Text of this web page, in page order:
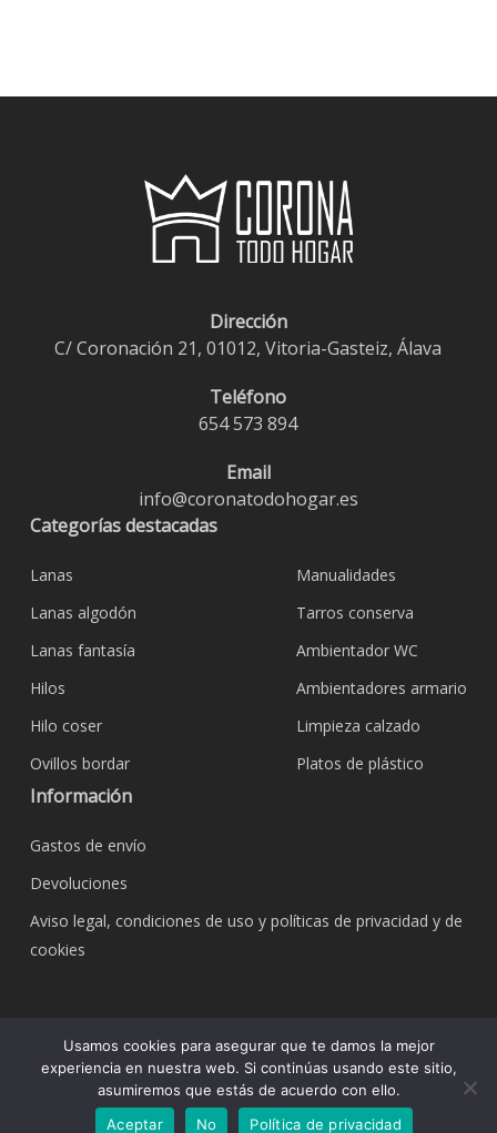
Dirección
C/ Coronación 21, 01012, Vitoria-Gasteiz, Álava
Teléfono
654 573 894
Email
info@coronatodohogar.es
Categorías destacadas
Lanas
Lanas algodón
Lanas fantasía
Hilos
Hilo coser
Ovillos bordar
Manualidades
Tarros conserva
Ambientador WC
Ambientadores armario
Limpieza calzado
Platos de plástico
Información
Gastos de envío
Devoluciones
Aviso legal, condiciones de uso y políticas de privacidad y de
cookies
© 2026 Bazar Corona Todo Hogar. Todos los
derechos reservados.
Usamos cookies para asegurar que te damos la mejor
experiencia en nuestra web. Si continúas usando este sitio,
asumiremos que estás de acuerdo con ello.
Aceptar
No Política de privacidad